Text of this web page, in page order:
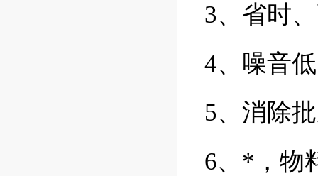
3、省时
4、噪音
5、消除
6、*，物